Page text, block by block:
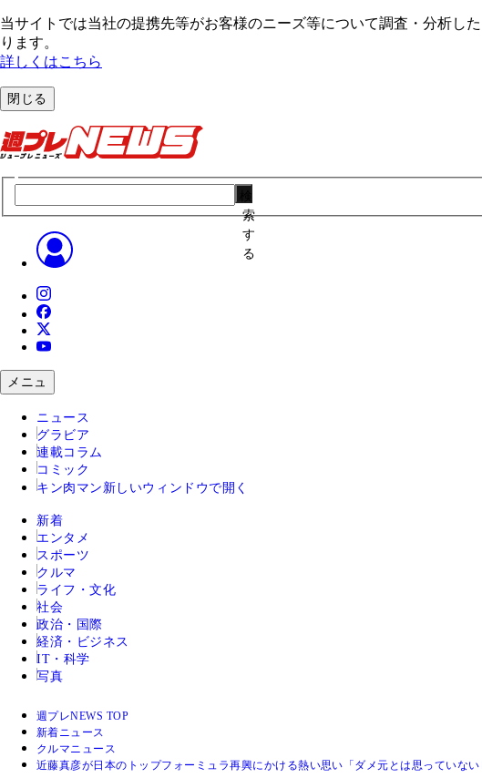
当サイトでは当社の提携先等がお客様のニーズ等について調査・分析し
ります。
詳しくはこちら
閉じる
索
す
る
メニュ
ニュース
グラビア
連載コラム
コミック
キン肉マン 新しいウィンドウで開く
新着
エンタメ
スポーツ
クルマ
ライフ・文化
社会
政治・国際
経済・ビジネス
IT・科学
写真
週プレNEWS TOP
新着ニュース
クルマニュース
近藤真彦が日本のトップフォーミュラ再興にかける熱い思い「ダメ元とは思っていない